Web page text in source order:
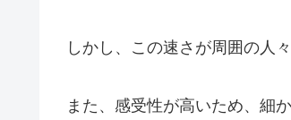
しかし、この速さが周囲の人
また、感受性が高いため、細